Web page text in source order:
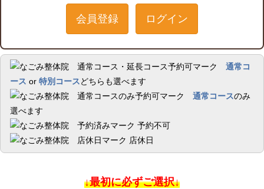
会員登録 ログイン
通常コ
ース or 特別コースどちらも選べます
通常コースのみ
選べます
予約不可
店休日
↓最初に必ずご選択↓